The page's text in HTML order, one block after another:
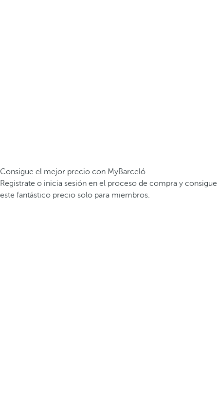
Consigue el mejor precio con MyBarceló
Registrate o inicia sesión en el proceso de compra y consigue
este fantástico precio solo para miembros.